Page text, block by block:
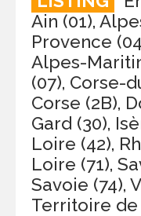
Ain (01),
Provence
Alpes-
(07), Corse-
Corse (2B),
Gard (30),
Loire (42),
Loire (71),
Savoie (74),
Territoire